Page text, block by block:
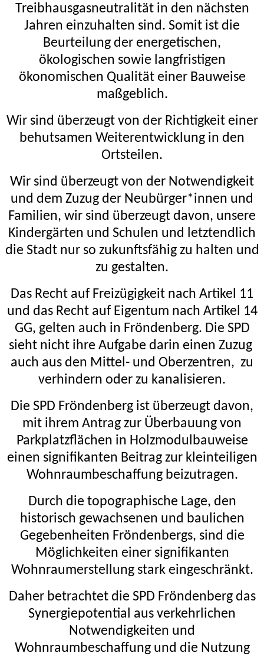
Treibhausgasneutralität in den nächsten
Jahren einzuhalten sind. Somit ist die
Beurteilung der energetischen,
ökologischen sowie langfristigen
ökonomischen Qualität einer Bauweise
maßgeblich.
Wir sind überzeugt von der Richtigkeit einer
behutsamen Weiterentwicklung in den
Ortsteilen.
Wir sind überzeugt von der Notwendigkeit
und dem Zuzug der Neubürger*innen und
Familien, wir sind überzeugt davon, unsere
Kindergärten und Schulen und letztendlich
die Stadt nur so zukunftsfähig zu halten und
zu gestalten.
Das Recht auf Freizügigkeit nach Artikel 11
und das Recht auf Eigentum nach Artikel 14
GG, gelten auch in Fröndenberg. Die SPD
sieht nicht ihre Aufgabe darin einen Zuzug
auch aus den Mittel- und Oberzentren, zu
verhindern oder zu kanalisieren.
Die SPD Fröndenberg ist überzeugt davon,
mit ihrem Antrag zur Überbauung von
Parkplatzflächen in Holzmodulbauweise
einen signifikanten Beitrag zur kleinteiligen
Wohnraumbeschaffung beizutragen.
Durch die topographische Lage, den
historisch gewachsenen und baulichen
Gegebenheiten Fröndenbergs, sind die
Möglichkeiten einer signifikanten
Wohnraumerstellung stark eingeschränkt.
Daher betrachtet die SPD Fröndenberg das
Synergiepotential aus verkehrlichen
Notwendigkeiten und
Wohnraumbeschaffung und die Nutzung